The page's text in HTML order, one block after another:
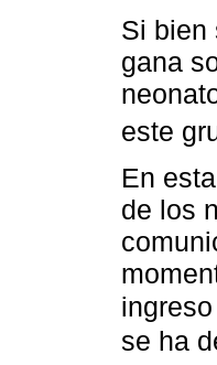
Si bien
gana
este
En
de los
se ha